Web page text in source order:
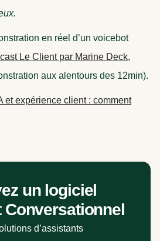
en réel d’un voicebot
Le Client par Marine Deck,
aux alentours des 12min).
et expérience client : comment
un logiciel
d’assistants